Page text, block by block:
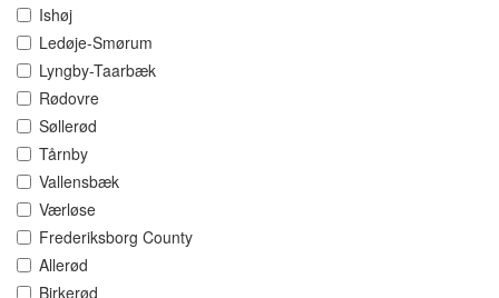
Ishøj
Ledøje-Smørum
Lyngby-Taarbæk
Rødovre
Søllerød
Tårnby
Vallensbæk
Værløse
Frederiksborg County
Allerød
Birkerød